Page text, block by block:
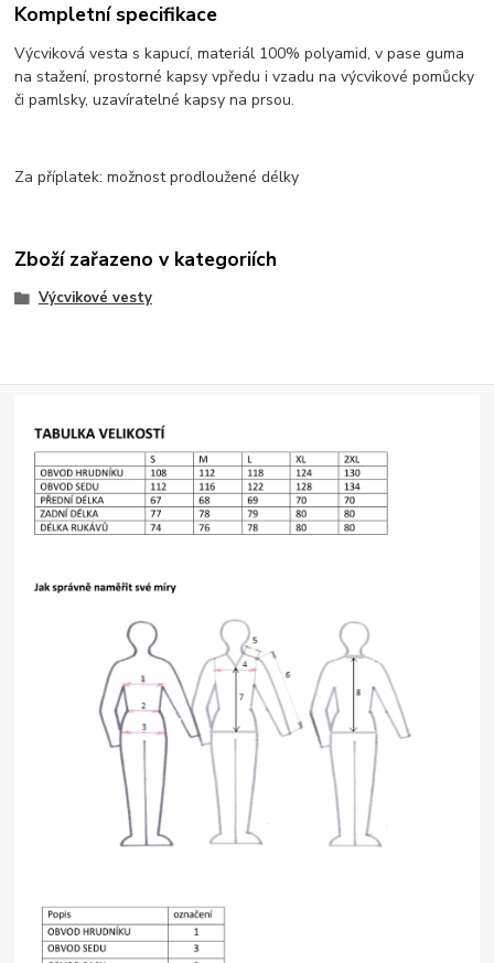
Kompletní specifikace
Výcviková vesta s kapucí, materiál 100% polyamid, v pase guma
na stažení, prostorné kapsy vpředu i vzadu na výcvikové pomůcky
či pamlsky, uzavíratelné kapsy na prsou.
Za příplatek: možnost prodloužené délky
Zboží zařazeno v kategoriích
Výcvikové vesty